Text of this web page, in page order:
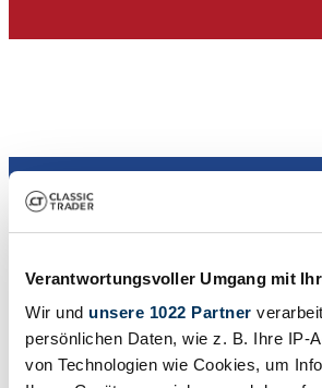
Verantwortungsvoller Umgang mit
Wir und unsere 1022 Partner
persönlichen Daten, wie z. B. Ihre IP-
von Technologien wie Cookies, um
Händler